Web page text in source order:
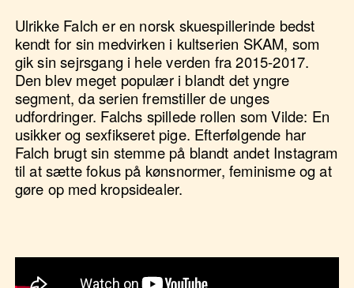
Ulrikke Falch er en norsk skuespillerinde bedst
kendt for sin medvirken i kultserien SKAM, som
gik sin sejrsgang i hele verden fra 2015-2017.
Den blev meget populær i blandt det yngre
segment, da serien fremstiller de unges
udfordringer. Falchs spillede rollen som Vilde: En
usikker og sexfikseret pige. Efterfølgende har
Falch brugt sin stemme på blandt andet Instagram
til at sætte fokus på kønsnormer, feminisme og at
gøre op med kropsidealer.